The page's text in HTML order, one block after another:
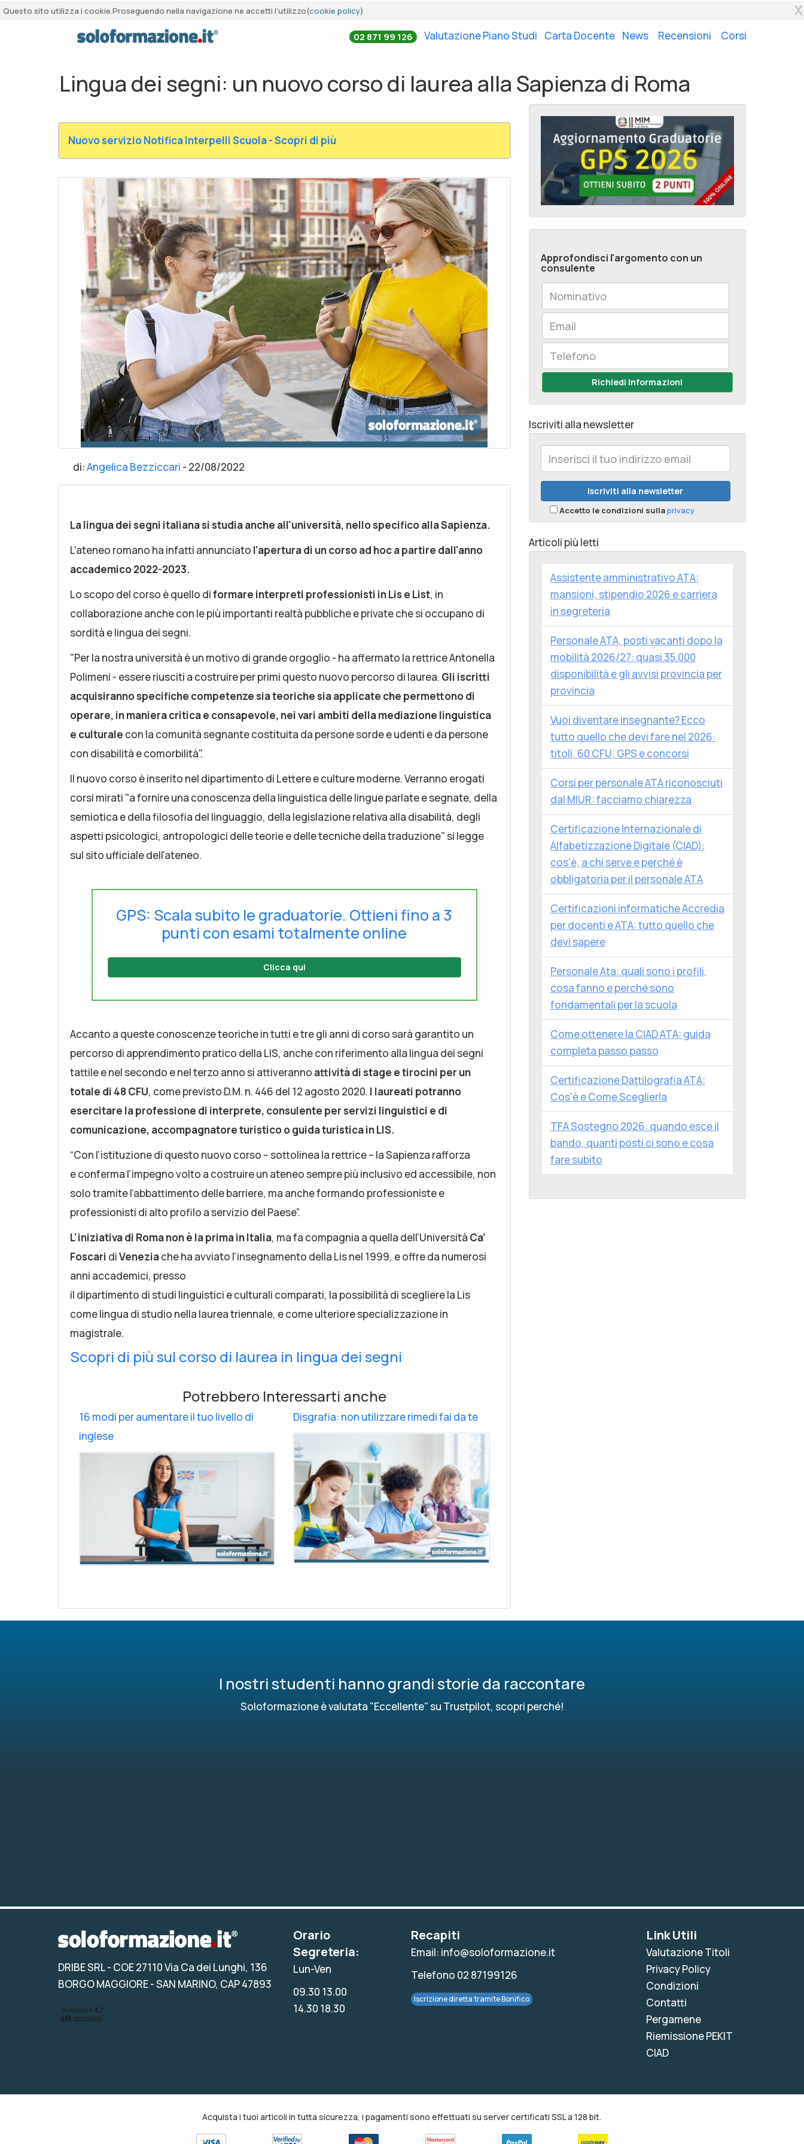
Questo sito utilizza i cookie.Proseguendo nella navigazione ne accetti l’utilizzo(cookie policy) X
02 871 99 126 Valutazione Piano Studi Carta Docente News Recensioni Corsi
Lingua dei segni: un nuovo corso di laurea alla Sapienza di Roma
Nuovo servizio Notifica Interpelli Scuola - Scopri di più
di:Angelica Bezziccari - 22/08/2022
La lingua dei segni italiana si studia anche all'università, nello specifico alla Sapienza.
L'ateneo romano ha infatti annunciato l'apertura di un corso ad hoc a partire dall'anno
accademico 2022-2023.
Lo scopo del corso è quello diformare interpreti professionisti in Lis e List, in
collaborazione anche con le più importanti realtà pubbliche e private che si occupano di
sordità e lingua dei segni.
"Per la nostra università è un motivo di grande orgoglio - ha affermato la rettrice Antonella
Polimeni - essere riusciti a costruire per primi questo nuovo percorso di laurea. Gli iscritti
acquisiranno specifiche competenze sia teoriche sia applicate che permettono di
operare, in maniera critica e consapevole, nei vari ambiti della mediazione linguistica
e culturale con la comunità segnante costituita da persone sorde e udenti e da persone
con disabilità e comorbilità".
Il nuovo corso è inserito nel dipartimento di Lettere e culture moderne. Verranno erogati
corsi mirati "a fornire una conoscenza della linguistica delle lingue parlate e segnate, della
semiotica e della filosofia del linguaggio, della legislazione relativa alla disabilità, degli
aspetti psicologici, antropologici delle teorie e delle tecniche della traduzione" si legge
sul sito ufficiale dell'ateneo.
GPS: Scala subito le graduatorie. Ottieni fino a 3
punti con esami totalmente online
Clicca qui
Accanto a queste conoscenze teoriche in tutti e tre gli anni di corso sarà garantito un
percorso di apprendimento pratico della LIS, anche con riferimento alla lingua dei segni
tattile e nel secondo e nel terzo anno si attiveranno attività di stage e tirocini per un
totale di 48 CFU, come previsto D.M. n. 446 del 12 agosto 2020. I laureati potranno
esercitare la professione di interprete, consulente per servizi linguistici e di
comunicazione, accompagnatore turistico o guida turistica in LIS.
“Con l’istituzione di questo nuovo corso – sottolinea la rettrice – la Sapienza rafforza
e conferma l’impegno volto a costruire un ateneo sempre più inclusivo ed accessibile, non
solo tramite l’abbattimento delle barriere, ma anche formando professioniste e
professionisti di alto profilo a servizio del Paese”.
L'iniziativa di Roma non è la prima in Italia, ma fa compagnia a quella dell’Università Ca’
Foscari diVeneziache ha avviato l’insegnamento della Lis nel 1999, e offre da numerosi
anni accademici, presso
il dipartimento di studi linguistici e culturali comparati, la possibilità di scegliere la Lis
come lingua di studio nella laurea triennale, e come ulteriore specializzazione in
magistrale.
Scopri di più sul corso di laurea in lingua dei segni
Potrebbero Interessarti anche
16 modi per aumentare il tuo livello di
inglese
Disgrafia: non utilizzare rimedi fai da te
Approfondisci l'argomento con un
consulente
Richiedi Informazioni
Iscriviti alla newsletter
Accetto le condizioni sullaprivacy
Articoli più letti
Assistente amministrativo ATA:
mansioni, stipendio 2026 e carriera
in segreteria
Personale ATA, posti vacanti dopo la
mobilità 2026/27: quasi 35.000
disponibilità e gli avvisi provincia per
provincia
Vuoi diventare insegnante? Ecco
tutto quello che devi fare nel 2026:
titoli, 60 CFU, GPS e concorsi
Corsi per personale ATA riconosciuti
dal MIUR: facciamo chiarezza
Certificazione Internazionale di
Alfabetizzazione Digitale (CIAD):
cos'è, a chi serve e perché è
obbligatoria per il personale ATA
Certificazioni informatiche Accredia
per docenti e ATA: tutto quello che
devi sapere
Personale Ata: quali sono i profili,
cosa fanno e perché sono
fondamentali per la scuola
Come ottenere la CIAD ATA: guida
completa passo passo
Certificazione Dattilografia ATA:
Cos'è e Come Sceglierla
TFA Sostegno 2026: quando esce il
bando, quanti posti ci sono e cosa
fare subito
I nostri studenti hanno grandi storie da raccontare
Soloformazione è valutata "Eccellente" su Trustpilot, scopri perché!
DRIBE SRL- COE 27110 Via Ca dei Lunghi, 136
BORGO MAGGIORE - SAN MARINO, CAP 47893
Orario
Segreteria:
Lun-Ven
09.30 13.00
14.30 18.30
Recapiti
Email: info@soloformazione.it
Telefono 02 87199126
Iscrizione diretta tramite Bonifico
Link Utili
Valutazione Titoli
Privacy Policy
Condizioni
Contatti
Pergamene
Riemissione PEKIT
CIAD
Acquista i tuoi articoli in tutta sicurezza, i pagamenti sono effettuati su server certificati SSL a 128 bit.